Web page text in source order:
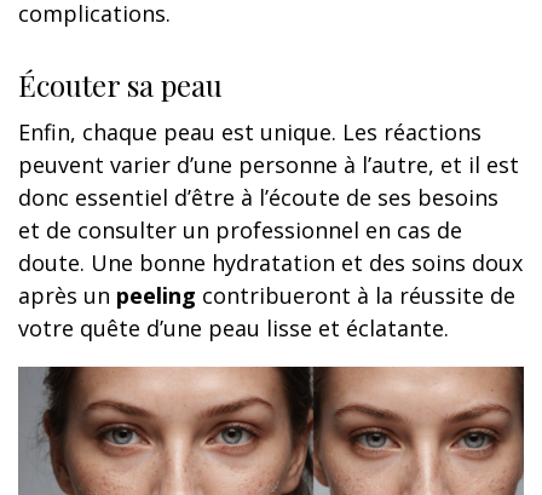
complications.
Écouter sa peau
Enfin, chaque peau est unique. Les réactions
peuvent varier d’une personne à l’autre, et il est
donc essentiel d’être à l’écoute de ses besoins
et de consulter un professionnel en cas de
doute. Une bonne hydratation et des soins doux
après un peeling contribueront à la réussite de
votre quête d’une peau lisse et éclatante.